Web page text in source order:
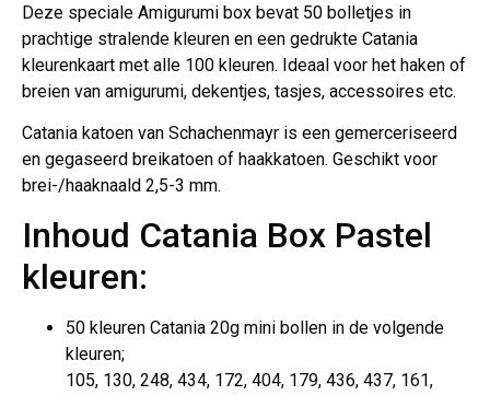
Deze speciale Amigurumi box bevat 50 bolletjes in
prachtige stralende kleuren en een gedrukte Catania
kleurenkaart met alle 100 kleuren. Ideaal voor het haken of
breien van amigurumi, dekentjes, tasjes, accessoires etc.
Catania katoen van Schachenmayr is een gemerceriseerd
en gegaseerd breikatoen of haakkatoen. Geschikt voor
brei-/haaknaald 2,5-3 mm.
Inhoud Catania Box Pastel
kleuren:
50 kleuren Catania 20g mini bollen in de volgende
kleuren;
105, 130, 248, 434, 172, 404, 179, 436, 437, 161,